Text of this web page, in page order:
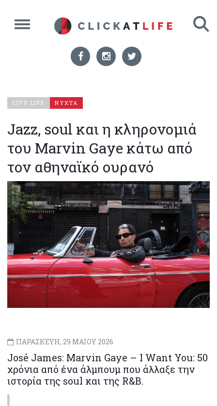
CITY LIFE ΝΥΧΤΑ
Jazz, soul και η κληρονομιά
του Marvin Gaye κάτω από
τον αθηναϊκό ουρανό
ΠΑΡΑΣΚΕΥΗ, 29 ΜΑΙΟΥ 2026
José James: Marvin Gaye – I Want You: 50
χρόνια από ένα άλμπουμ που άλλαξε την
ιστορία της soul και της R&B.